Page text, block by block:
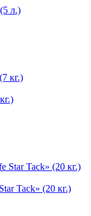
л.)
Tack» (20 кг.)